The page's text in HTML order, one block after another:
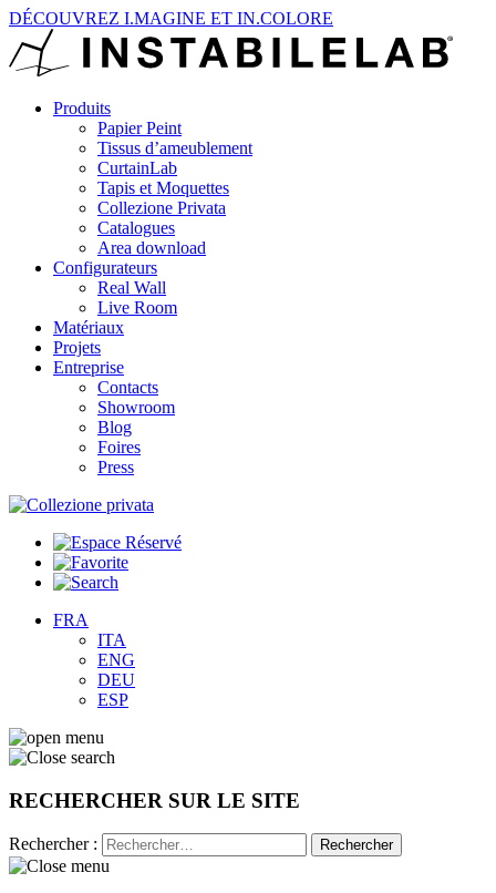
DÉCOUVREZ I.MAGINE ET IN.COLORE
Produits
Papier Peint
Tissus d’ameublement
CurtainLab
Tapis et Moquettes
Collezione Privata
Catalogues
Area download
Configurateurs
Real Wall
Live Room
Matériaux
Projets
Entreprise
Contacts
Showroom
Blog
Foires
Press
FRA
ITA
ENG
DEU
ESP
RECHERCHER SUR LE SITE
Rechercher :